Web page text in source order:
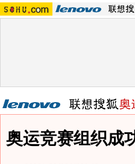
奥运竞赛组织成